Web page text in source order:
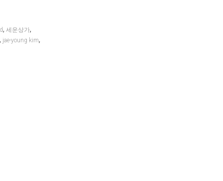
,세운상가,
, jae-young kim,